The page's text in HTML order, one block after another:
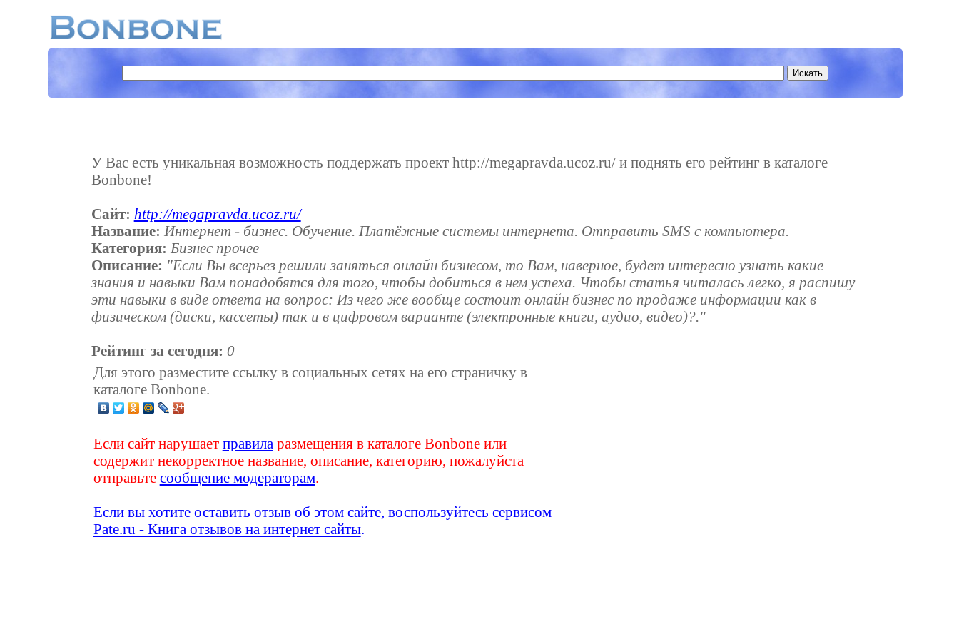
У Вас есть уникальная возможность поддержать проект http://megapravda.ucoz.ru/ и поднять его рейтинг в каталоге
Bonbone!
Сайт: http://megapravda.ucoz.ru/
Название: Интернет - бизнес. Обучение. Платёжные системы интернета. Отправить SMS с компьютера.
Категория: Бизнес прочее
Описание: "Если Вы всерьез решили заняться онлайн бизнесом, то Вам, наверное, будет интересно узнать какие
знания и навыки Вам понадобятся для того, чтобы добиться в нем успеха. Чтобы статья читалась легко, я распишу
эти навыки в виде ответа на вопрос: Из чего же вообще состоит онлайн бизнес по продаже информации как в
физическом (диски, кассеты) так и в цифровом варианте (электронные книги, аудио, видео)?."
Рейтинг за сегодня: 0
Для этого разместите ссылку в социальных сетях на его страничку в
каталоге Bonbone.
Если сайт нарушает правила размещения в каталоге Bonbone или
содержит некорректное название, описание, категорию, пожалуйста
отправьте сообщение модераторам.
Если вы хотите оставить отзыв об этом сайте, воспользуйтесь сервисом
Pate.ru - Книга отзывов на интернет сайты.